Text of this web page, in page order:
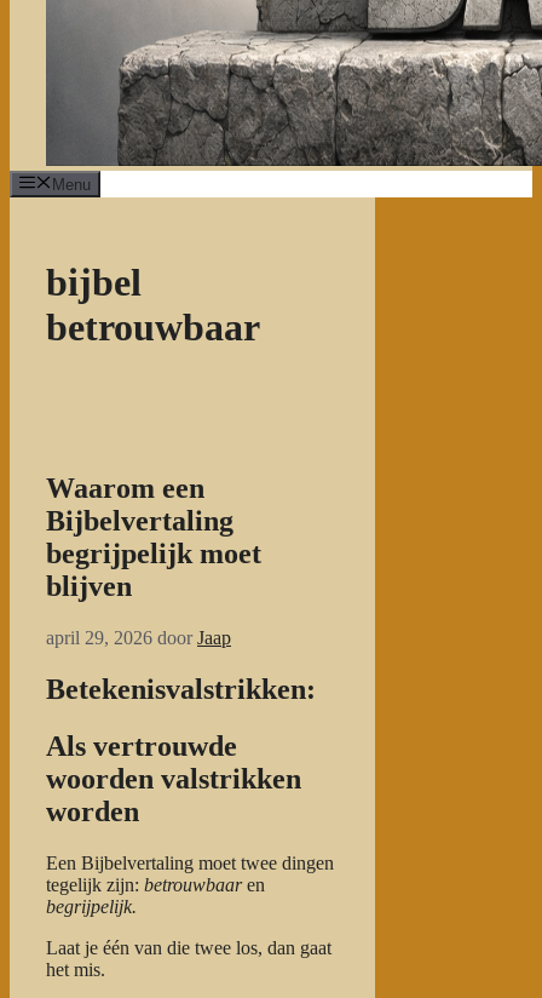
Menu
bijbel
betrouwbaar
Waarom een
Bijbelvertaling
begrijpelijk moet
blijven
april 29, 2026 doorJaap
Betekenisvalstrikken:
Als vertrouwde
woorden valstrikken
worden
Een Bijbelvertaling moet twee dingen
tegelijk zijn: betrouwbaaren
begrijpelijk.
Laat je één van die twee los, dan gaat
het mis.